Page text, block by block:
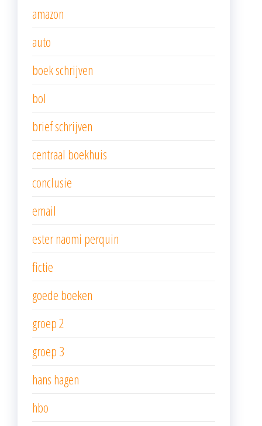
amazon
auto
boek schrijven
bol
brief schrijven
centraal boekhuis
conclusie
email
ester naomi perquin
fictie
goede boeken
groep 2
groep 3
hans hagen
hbo